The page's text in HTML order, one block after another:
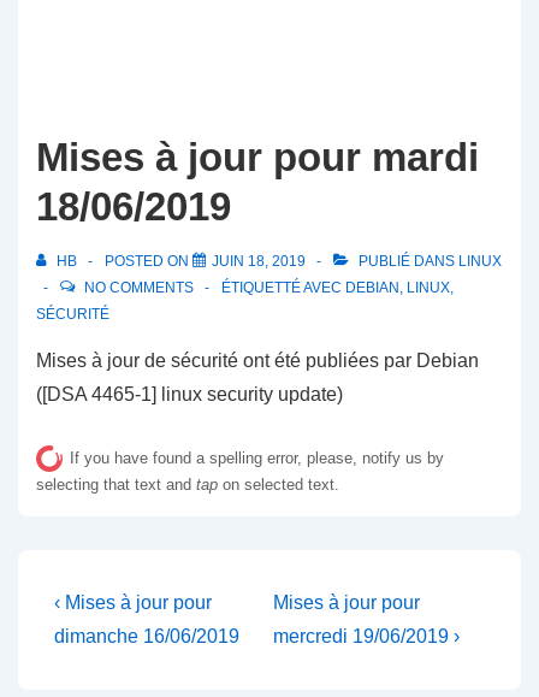
Mises à jour pour mardi
18/06/2019
HB POSTED ON JUIN 18, 2019 PUBLIÉ DANS LINUX
NO COMMENTS
ÉTIQUETTÉ AVEC DEBIAN , LINUX,
SÉCURITÉ
Mises à jour de sécurité ont été publiées par Debian
([DSA 4465-1] linux security update)
If you have found a spelling error, please, notify us by
selecting that text and tap on selected text.
Navigation
de
Previous
Post
‹ Mises à jour pour
dimanche 16/06/2019
Next
Post
Mises à jour pour
mercredi 19/06/2019 ›